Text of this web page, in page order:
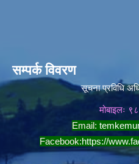
सम्पर्क विवरण
सूचना प्रविधि
मोबाइलः
Email:
Facebook:https://